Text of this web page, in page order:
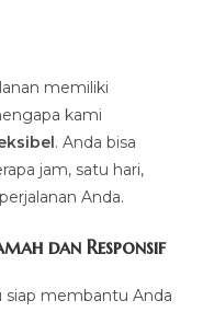
memiliki
kami
. Anda bisa
jam, satu hari,
Anda.
dan Responsif
siap membantu Anda